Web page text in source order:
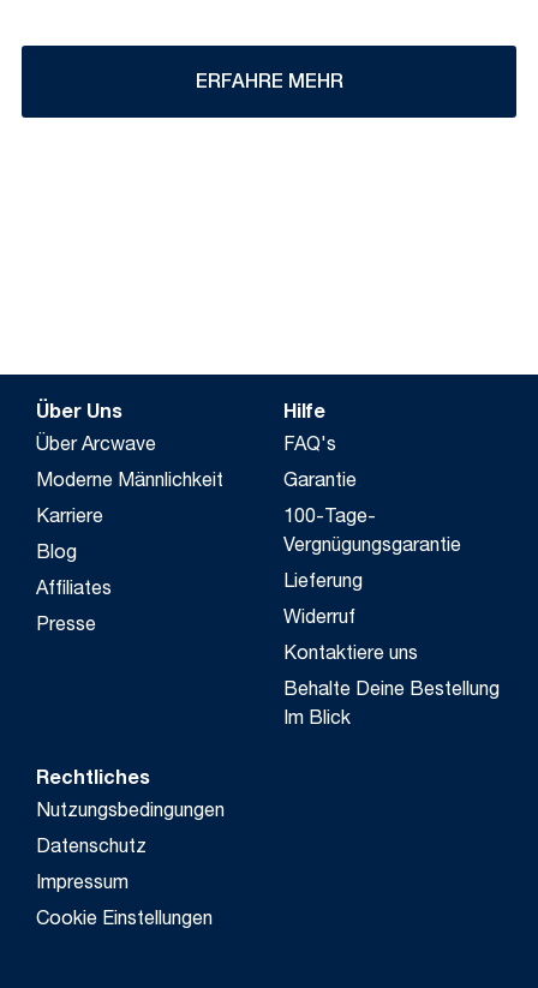
ERFAHRE MEHR
Über Uns
Über Arcwave
Moderne Männlichkeit
Karriere
Blog
Affiliates
Presse
Hilfe
FAQ's
Garantie
100-Tage-
Vergnügungsgarantie
Lieferung
Widerruf
Kontaktiere uns
Behalte Deine Bestellung
Im Blick
Rechtliches
Nutzungsbedingungen
Datenschutz
Impressum
Cookie Einstellungen